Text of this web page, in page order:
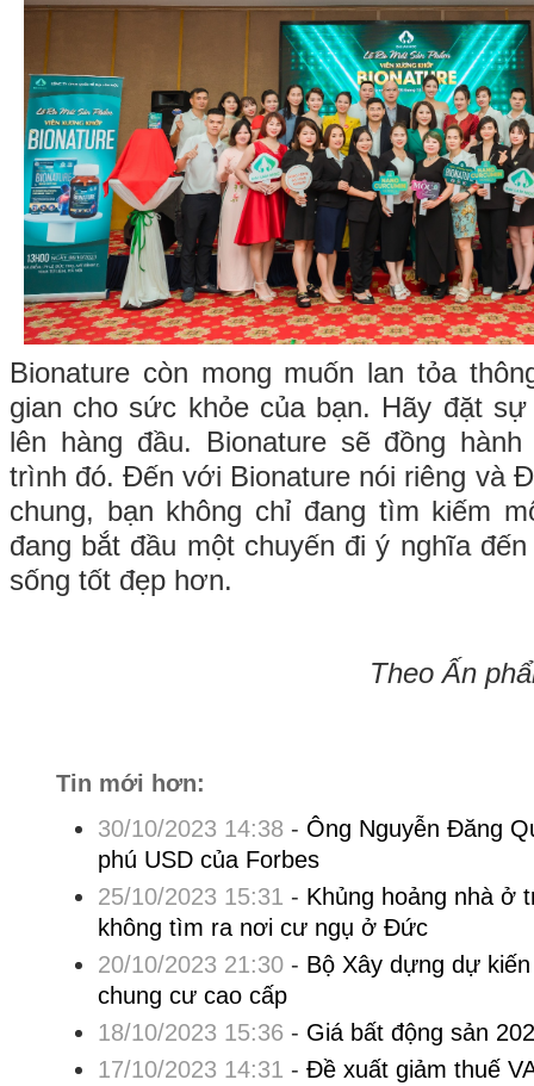
Bionature còn mong muốn lan tỏa
gian cho sức khỏe của bạn. Hãy đặt
lên hàng đầu. Bionature sẽ đồng
trình đó. Đến với Bionature nói riêng và
chung, bạn không chỉ đang tìm kiếm
đang bắt đầu một chuyến đi ý nghĩa
sống tốt đẹp hơn.
Theo Ấn
Tin mới hơn:
30/10/2023 14:38 - Ông Nguyễn Đăng
phú USD của Forbes
25/10/2023 15:31 - Khủng hoảng nhà ở
không tìm ra nơi cư ngụ ở Đức
20/10/2023 21:30- Bộ Xây dựng dự
chung cư cao cấp
18/10/2023 15:36 - Giá bất động sản
17/10/2023 14:31 - Đề xuất giảm thuế